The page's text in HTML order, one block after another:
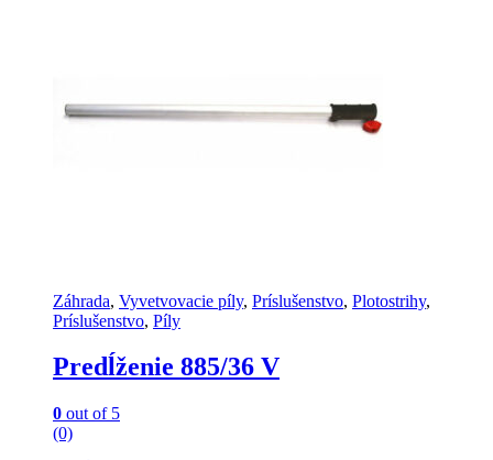
Záhrada, Vyvetvovacie píly, Príslušenstvo, Plotostrihy,
Príslušenstvo, Píly
Predĺženie 885/36 V
0 out of 5
(0)